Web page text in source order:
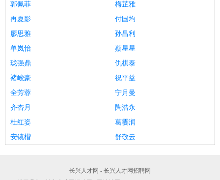
郭佩菲
梅芷雅
再夏影
付国均
廖思雅
孙昌利
单岚怡
蔡星星
珑强鼎
仇棋泰
褚峻豪
祝平益
全芳蓉
宁月曼
齐杏月
陶浩永
杜红姿
葛霎润
安镜楷
舒敬云
长兴人才网 - 长兴人才网招聘网